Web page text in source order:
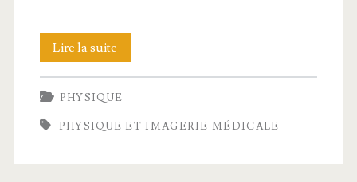
Lire la suite
Compton
:
bilan
PHYSIQUE
PHYSIQUE ET IMAGERIE MÉDICALE